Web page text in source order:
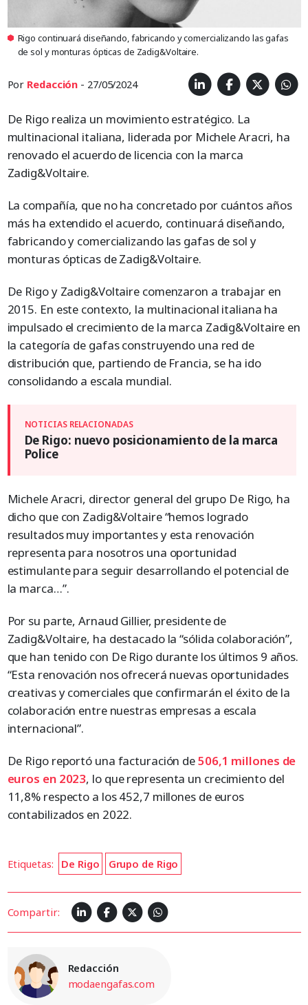
Rigo continuará diseñando, fabricando y comercializando las gafas
de sol y monturas ópticas de Zadig&Voltaire.
Por Redacción - 27/05/2024
De Rigo realiza un movimiento estratégico. La
multinacional italiana, liderada por Michele Aracri, ha
renovado el acuerdo de licencia con la marca
Zadig&Voltaire.
La compañía, que no ha concretado por cuántos años
más ha extendido el acuerdo, continuará diseñando,
fabricando y comercializando las gafas de sol y
monturas ópticas de Zadig&Voltaire.
De Rigo y Zadig&Voltaire comenzaron a trabajar en
2015. En este contexto, la multinacional italiana ha
impulsado el crecimiento de la marca Zadig&Voltaire en
la categoría de gafas construyendo una red de
distribución que, partiendo de Francia, se ha ido
consolidando a escala mundial.
De Rigo: nuevo posicionamiento de la marca
Police
Michele Aracri, director general del grupo De Rigo, ha
dicho que con Zadig&Voltaire “hemos logrado
resultados muy importantes y esta renovación
representa para nosotros una oportunidad
estimulante para seguir desarrollando el potencial de
la marca…”.
Por su parte, Arnaud Gillier, presidente de
Zadig&Voltaire, ha destacado la “sólida colaboración”,
que han tenido con De Rigo durante los últimos 9 años.
“Esta renovación nos ofrecerá nuevas oportunidades
creativas y comerciales que confirmarán el éxito de la
colaboración entre nuestras empresas a escala
internacional”.
De Rigo reportó una facturación de506,1 millones de
euros en 2023, lo que representa un crecimiento del
11,8% respecto a los 452,7 millones de euros
contabilizados en 2022.
Etiquetas: De Rigo Grupo de Rigo
Compartir:
Redacción
modaengafas.com